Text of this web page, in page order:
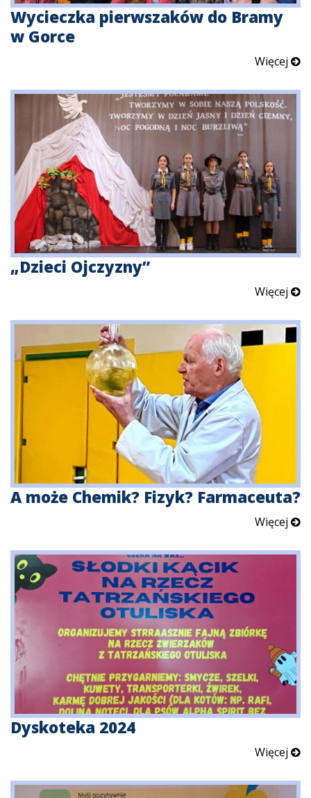
Wycieczka pierwszaków do Bramy
w Gorce
Więcej
„Dzieci Ojczyzny”
Więcej
A może Chemik? Fizyk? Farmaceuta?
Więcej
Dyskoteka 2024
Więcej